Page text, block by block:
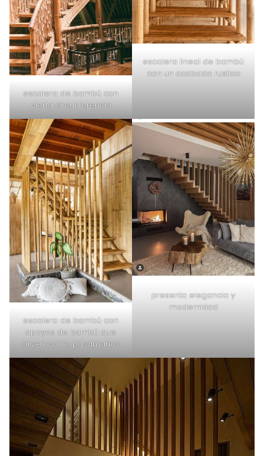
escalera de bambú con
cierta circunferencia
escalera lineal de bambú
con un acabado rustico
escalera de bambú con
apoyos de bambú que
sirven como pasamanos
presenta elegancia y
modernidad